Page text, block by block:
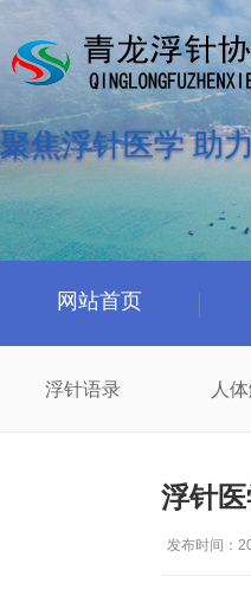
聚焦浮针医学 助
网站首页
浮针语录 人
浮针
发布时间：